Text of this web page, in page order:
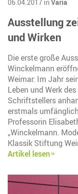
06.04.2017 in Varia
Ausstellung
und Wirken
Die erste große
Winckelmann
Weimar: Im Jahr
Leben und Werk
Schriftstellers
erstmals
Professorin
„Winckelmann.
Klassik Stiftung
Artikel lesen